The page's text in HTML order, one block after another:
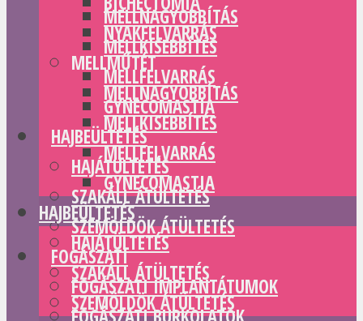
MELLNAGYOBBÍTÁS
MELLKISEBBÍTÉS
MELLFELVARRÁS
GYNECOMASTIA
HAJBEÜLTETÉS
HAJÁTÜLTETÉS
SZAKÁLL ÁTÜLTETÉS
SZEMÖLDÖK ÁTÜLTETÉS
FOGÁSZATI
FOGÁSZATI IMPLANTÁTUMOK
NYAKFELVARRÁS
MELLMŰTÉT
MELLNAGYOBBÍTÁS
MELLKISEBBÍTÉS
MELLFELVARRÁS
GYNECOMASTIA
HAJBEÜLTETÉS
HAJÁTÜLTETÉS
SZAKÁLL ÁTÜLTETÉS
SZEMÖLDÖK ÁTÜLTETÉS